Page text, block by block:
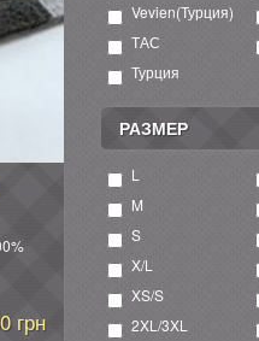
грн
Vevien(Турция)
ТАС
Турция
РАЗМЕР
L
M
S
X/L
XS/S
2XL/3XL